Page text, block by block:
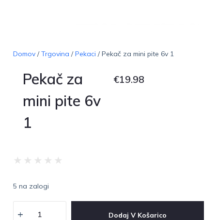
Domov/Trgovina /Pekaci / Pekač za mini pite 6v 1
Pekač za
mini pite 6v
1
€19.98
★ ★ ★ ★ ★
5 na zalogi
Dodaj V Košarico